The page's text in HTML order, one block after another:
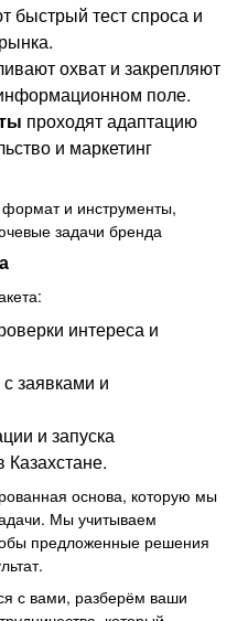
быстрый тест спроса и
охват и закрепляют
поле.
проходят адаптацию
и маркетинг
и инструменты,
задачи бренда
интереса и
заявками и
и запуска
основа, которую мы
Мы учитываем
предложенные решения
с вами, разберём ваши